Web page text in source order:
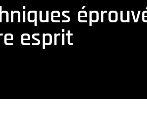
esprit